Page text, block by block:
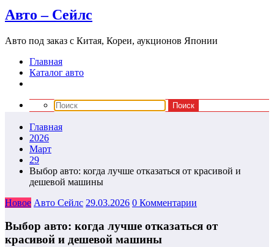
Авто – Сейлс
Авто под заказ с Китая, Кореи, аукционов Японии
Главная
Каталог авто
Главная
2026
Март
29
Выбор авто: когда лучше отказаться от красивой и
дешевой машины
Новое Авто Сейлс 29.03.2026 0 Комментарии
Выбор авто: когда лучше отказаться от
красивой и дешевой машины